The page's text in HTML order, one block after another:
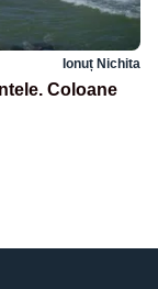
Ionuț Nichita
Coloane